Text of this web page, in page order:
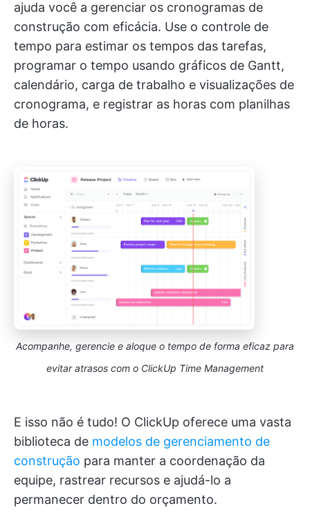
ajuda você a gerenciar os cronogramas de
construção com eficácia. Use o controle de
tempo para estimar os tempos das tarefas,
programar o tempo usando gráficos de Gantt,
calendário, carga de trabalho e visualizações de
cronograma, e registrar as horas com planilhas
de horas.
Acompanhe, gerencie e aloque o tempo de forma eficaz para
evitar atrasos com o ClickUp Time Management
E isso não é tudo! O ClickUp oferece uma vasta
biblioteca de modelos de gerenciamento de
construção para manter a coordenação da
equipe, rastrear recursos e ajudá-lo a
permanecer dentro do orçamento.